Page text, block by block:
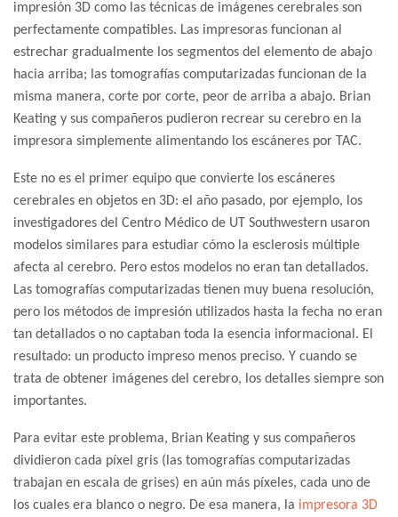
impresión 3D como las técnicas de imágenes cerebrales son
perfectamente compatibles. Las impresoras funcionan al
estrechar gradualmente los segmentos del elemento de abajo
hacia arriba; las tomografías computarizadas funcionan de la
misma manera, corte por corte, peor de arriba a abajo. Brian
Keating y sus compañeros pudieron recrear su cerebro en la
impresora simplemente alimentando los escáneres por TAC.
Este no es el primer equipo que convierte los escáneres
cerebrales en objetos en 3D: el año pasado, por ejemplo, los
investigadores del Centro Médico de UT Southwestern usaron
modelos similares para estudiar cómo la esclerosis múltiple
afecta al cerebro. Pero estos modelos no eran tan detallados.
Las tomografías computarizadas tienen muy buena resolución,
pero los métodos de impresión utilizados hasta la fecha no eran
tan detallados o no captaban toda la esencia informacional. El
resultado: un producto impreso menos preciso. Y cuando se
trata de obtener imágenes del cerebro, los detalles siempre son
importantes.
Para evitar este problema, Brian Keating y sus compañeros
dividieron cada píxel gris (las tomografías computarizadas
trabajan en escala de grises) en aún más píxeles, cada uno de
los cuales era blanco o negro. De esa manera, la impresora 3D